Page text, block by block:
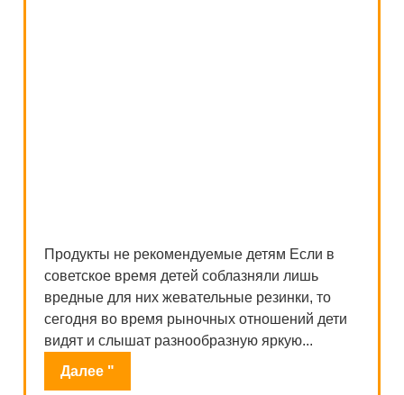
Продукты не рекомендуемые детям Если в
советское время детей соблазняли лишь
вредные для них жевательные резинки, то
сегодня во время рыночных отношений дети
видят и слышат разнообразную яркую...
Далее "